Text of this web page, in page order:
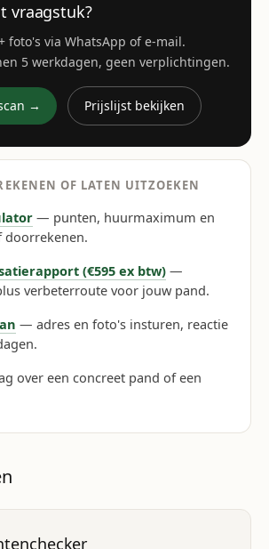
vraagstuk?
foto's via WhatsApp of e-mail.
5 werkdagen, geen verplichtingen.
→ Prijslijst bekijken
OF LATEN UITZOEKEN
— punten, huurmaximum en
doorrekenen.
(€595 ex btw) —
verbeterroute voor jouw pand.
— adres en foto's insturen, reactie
over een concreet pand of een